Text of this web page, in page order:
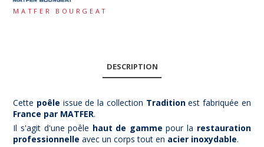
MATFER BOURGEAT
DESCRIPTION
Cette poêle issue de la collection Traditionest fabriquée en
France par MATFER.
Il s'agit d'une poêle haut de gamme pour la restauration
professionnelle avec un corps tout en acier inoxydable.